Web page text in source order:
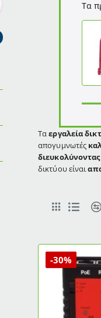
Τα
Ταεργαλεία
απογυμνωτές
διευκολύνοντας
δικτύου είναι
-30%